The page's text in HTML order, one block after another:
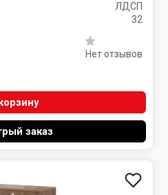
ЛДСП
32
Нет отзывов
заказ